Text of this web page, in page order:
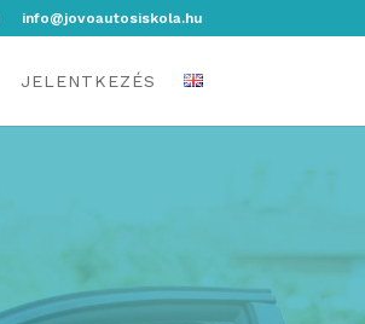
info@jovoautosiskola.hu
JELENTKEZÉS